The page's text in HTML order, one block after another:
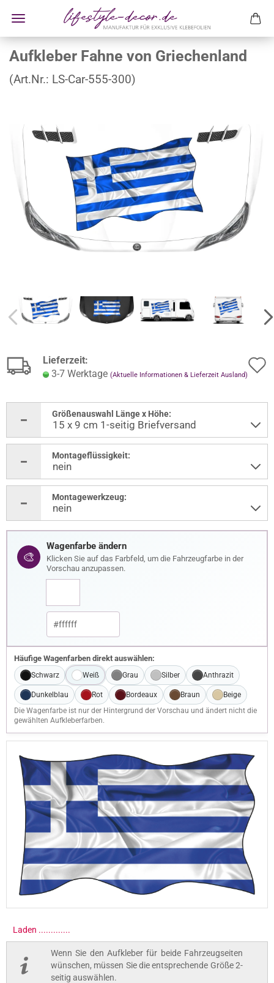
Aufkleber Fahne von Griechenland
(Art.Nr.: LS-Car-555-300)
Lieferzeit:
3-7 Werktage (Aktuelle Informationen & Lieferzeit Ausland)
Größenauswahl Länge x Höhe:
Montageflüssigkeit:
Montagewerkzeug:
🎨
Wagenfarbe ändern
Klicken Sie auf das Farbfeld, um die Fahrzeugfarbe in der
Vorschau anzupassen.
Häufige Wagenfarben direkt auswählen:
Schwarz Weiß Grau Silber Anthrazit
Dunkelblau Rot Bordeaux Braun
Beige
Die Wagenfarbe ist nur der Hintergrund der Vorschau und ändert nicht die
gewählten Aufkleberfarben.
Laden ..............
Wenn Sie den Aufkleber für beide Fahrzeugseiten
wünschen, müssen Sie die entsprechende Größe 2-
seitig auswählen.